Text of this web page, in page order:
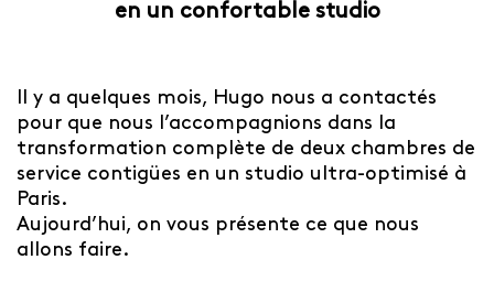
en un confortable studio
Il y a quelques mois, Hugo nous a contactés
pour que nous l’accompagnions dans la
transformation complète de deux chambres de
service contigües en un studio ultra-optimisé à
Paris.
Aujourd’hui, on vous présente ce que nous
allons faire.